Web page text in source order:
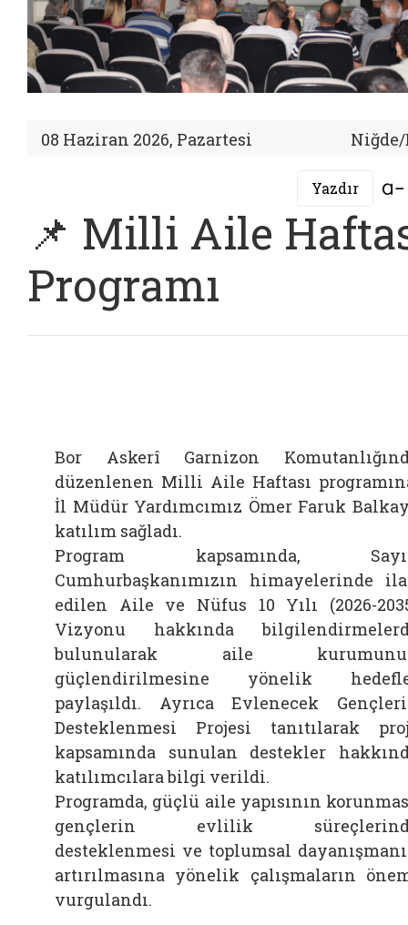
08 Haziran 2026, Pazartesi
Yazdır
📌 Milli Aile
Programı
Bor Askerî Garnizon
düzenlenen Milli Aile Haftası
İl Müdür Yardımcımız Ömer Faruk
katılım sağladı.
Program kapsamında,
Cumhurbaşkanımızın himayelerinde
edilen Aile ve Nüfus 10 Yılı (2026-
Vizyonu hakkında
bulunularak aile
güçlendirilmesine yönelik
paylaşıldı. Ayrıca Evlenecek
Desteklenmesi Projesi tanıtılarak
kapsamında sunulan destekler
katılımcılara bilgi verildi.
Programda, güçlü aile yapısının
gençlerin evlilik
desteklenmesi ve toplumsal
artırılmasına yönelik çalışmaların
vurgulandı.